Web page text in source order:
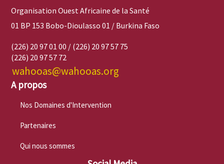
Organisation Ouest Africaine de la Santé
01 BP 153 Bobo-Dioulasso 01 / Burkina Faso
(226) 20 97 01 00 / (226) 20 97 57 75
(226) 20 97 57 72
wahooas@wahooas.org
A propos
Nos Domaines d'Intervention
Partenaires
Qui nous sommes